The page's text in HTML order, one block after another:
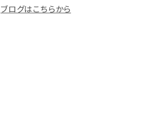
ブログはこちらから